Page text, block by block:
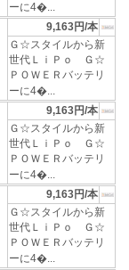
ーに4�...
9,163円/本
Ｇ☆スタイルから新
世代ＬｉＰｏ Ｇ☆
ＰＯＷＥＲバッテリ
ーに4�...
9,163円/本
Ｇ☆スタイルから新
世代ＬｉＰｏ Ｇ☆
ＰＯＷＥＲバッテリ
ーに4�...
9,163円/本
Ｇ☆スタイルから新
世代ＬｉＰｏ Ｇ☆
ＰＯＷＥＲバッテリ
ーに4�...